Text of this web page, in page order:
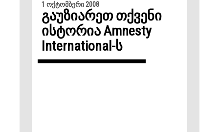
1 ოქტომბერი 2008
გაუზიარეთ თქვენი
ისტორია Amnesty
International-ს